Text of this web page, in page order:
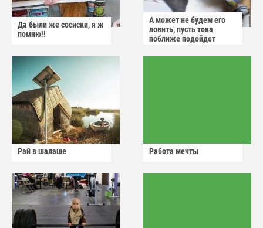
Да были же сосиски, я ж
помню!!
А может не будем его
ловить, пусть тока
поближе подойдет
Рай в шалаше Работа мечты